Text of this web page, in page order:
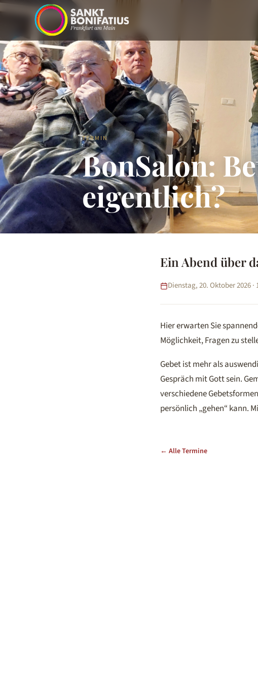
TERMIN
BonSalon:
eigentlich?
Ein Abend über
Dienstag, 20. Oktober 2026
Hier erwarten Sie
Möglichkeit, Fragen zu
Gebet ist mehr als
Gespräch mit Gott sein.
verschiedene
persönlich „gehen“ kann.
← Alle Termine